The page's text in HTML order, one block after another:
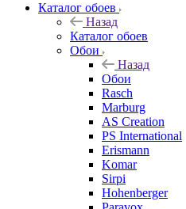
Каталог обоев
Назад
Каталог обоев
Обои
Назад
Обои
Rasch
Marburg
AS Creation
PS International
Erismann
Komar
Sirpi
Hohenberger